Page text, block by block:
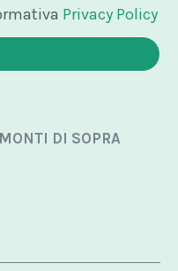
Privacy Policy
DI SOPRA